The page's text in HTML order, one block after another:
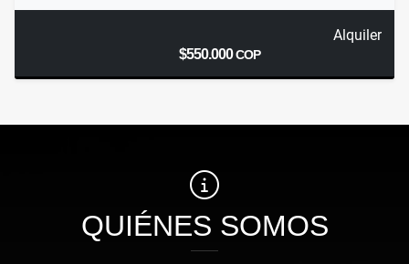
Alquiler
$550.000COP
QUIÉNES SOMOS